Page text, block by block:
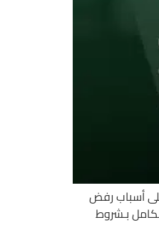
أسباب رفض
بـشروط